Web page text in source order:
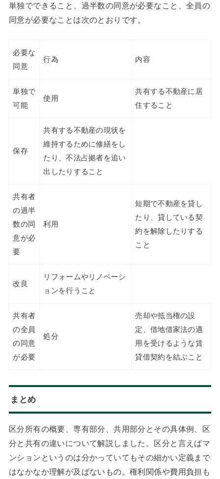
単独でできること、過半数の同意が必要なこと、全員の
同意が必要なことは次のとおりです。
必要な
同意
行為 内容
単独で
可能
使用
共有する不動産に居
住すること
保存
共有する不動産の現状を
維持するために修繕をし
たり、不法占拠者を追い
出したりすること
共有者
の過半
数の同
意が必
要
利用
短期で不動産を貸し
たり、貸している契
約を解除したりする
こと
改良
リフォームやリノベーシ
ョンを行うこと
共有者
の全員
の同意
が必要
処分
売却や抵当権の設
定、借地借家法の適
用を受けるような賃
貸借契約を結ぶこと
まとめ
区分所有の概要、専有部分、共用部分とその具体例、区
分と共有の違いについて解説しました。区分と言えばマ
ンションというのは分かっていてもその細かい定義まで
はなかなか理解が及ばないもの。権利関係や費用負担も